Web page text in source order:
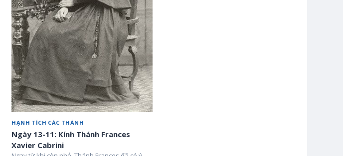
HẠNH TÍCH CÁC THÁNH
Ngày 13-11: Kính Thánh Frances
Xavier Cabrini